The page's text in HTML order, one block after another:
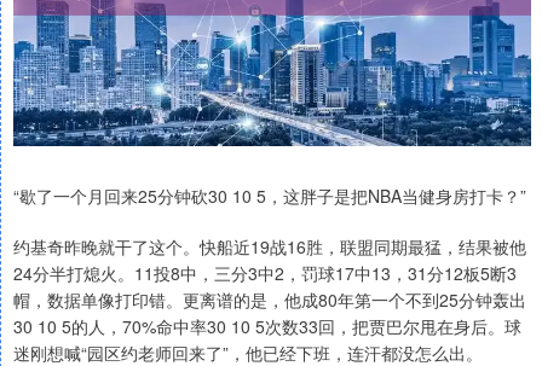
“歇了一个月回来25分钟砍30 10 5，这胖子是把NBA当健身房打卡？”
约基奇昨晚就干了这个。快船近19战16胜，联盟同期最猛，结果被他
24分半打熄火。11投8中，三分3中2，罚球17中13，31分12板5断3
帽，数据单像打印错。更离谱的是，他成80年第一个不到25分钟轰出
30 10 5的人，70%命中率30 10 5次数33回，把贾巴尔甩在身后。球
迷刚想喊“园区约老师回来了”，他已经下班，连汗都没怎么出。